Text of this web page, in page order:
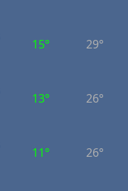
Kars
Kayseri
Kırşehir
15° 29°
13° 26°
11° 26°